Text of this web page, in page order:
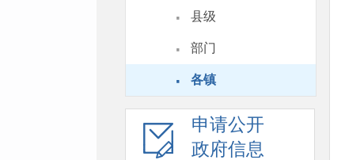
· 县级
· 部门
· 各镇
申请公开
政府信息